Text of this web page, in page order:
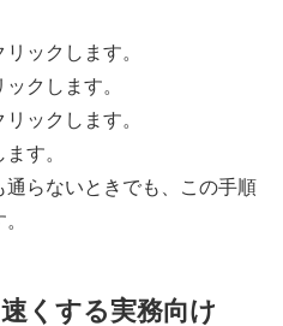
ックします。
クします。
リックします。
す。
らないときでも、この手順
くする実務向け